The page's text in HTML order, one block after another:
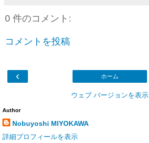
0 件のコメント:
コメントを投稿
‹ ホーム
ウェブ バージョンを表示
Author
Nobuyoshi MIYOKAWA
詳細プロフィールを表示